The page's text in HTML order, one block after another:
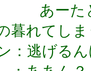
と正面
暮れてし
：逃げる